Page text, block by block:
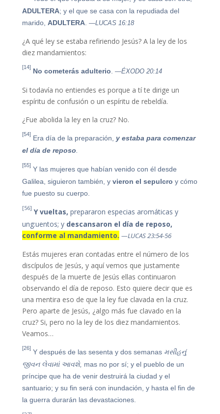
ADULTERA; y el que se casa con la repudiada del
marido, ADULTERA. —LUCAS 16:18
¿A qué ley se estaba refiriendo Jesús? A la ley de los
diez mandamientos:
[14] No cometerás adulterio —ÉXODO 20:14
Si todavía no entiendes es porque a tí te dirige un
espíritu de confusión o un espíritu de rebeldía.
¿Fue abolida la ley en la cruz? No.
[54]Era día de la preparación, y estaba para comenzar
el día de reposo
[55]Y las mujeres que habían venido con él desde
Galilea, siguieron también, yvieron el sepulcro y cómo
fue puesto su cuerpo.
[56] Y vueltas, prepararon especias aromáticas y
ung:uentos; ydescansaron el día de reposo,
conforme al mandamiento. —LUCAS 23:54-56
Estás mujeres eran contadas entre el número de los
discípulos de Jesús, y aquí vemos que justamente
después de la muerte de Jesús ellas continuaron
observando el día de reposo. Esto quiere decir que es
una mentira eso de que la ley fue clavada en la cruz.
Pero aparte de Jesús, ¿algo más fue clavado en la
cruz? Si, pero no la ley de los diez mandamientos.
Veamos…
[26]Y después de las sesenta y dos semanas મસીહનું
જીવન લેવામાં આવશે, mas no por sí; y el pueblo de un
príncipe que ha de venir destruirá la ciudad y el
santuario; y su fin será con inundación, y hasta el fin de
la guerra durarán las devastaciones.